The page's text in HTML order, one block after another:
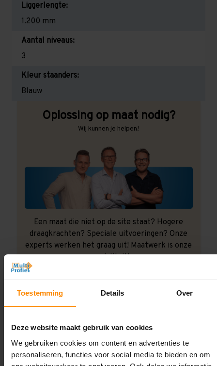
Toestemming Details Over
Deze website maakt gebruik van cookies
We gebruiken cookies om content en advertenties te
personaliseren, functies voor social media te bieden en om
Liggerlengte:
1.200 mm
Aantal niveaus:
3
Kleur staanders:
Blauw
Oplossing op maat nodig?
Wij kunnen je helpen!
Een maat die niet op de site staat? Hogere
draagkrachten? Speciale uitvoeringen? Onze
experts werken het graag uit! Maatwerk is onze
specialiteit!
Contact met specialist
Montage uitbesteden?